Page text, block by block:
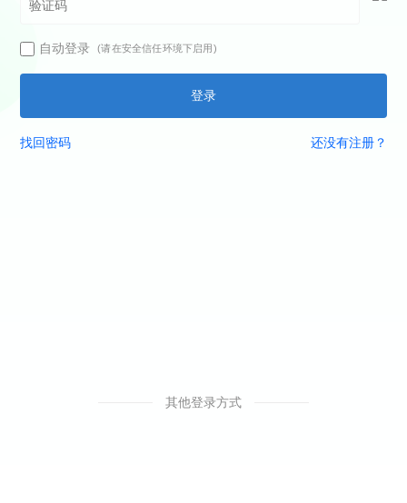
自动登录 (请在安全信任环境下启用)
登录
找回密码 还没有注册？
其他登录方式